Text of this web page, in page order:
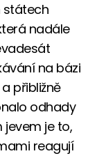
státech
nadále
na bázi
přibližně
odhady
jevem je to,
reagují